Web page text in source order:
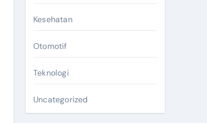
Kesehatan
Otomotif
Teknologi
Uncategorized